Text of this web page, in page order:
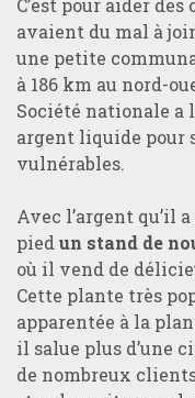
C’est pour aider
avaient du mal à
une petite
à 186 km au nord-
Société nationale a
argent liquide pour
vulnérables.
Avec l’argent qu’il
piedun stand de
où il vend de
Cette plante très
apparentée à la
il salue plus d’une
de nombreux